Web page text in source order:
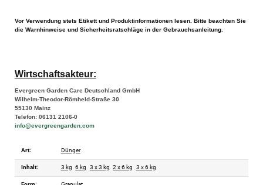
Vor Verwendung stets Etikett und Produktinformationen lesen. Bitte beachten Sie
die Warnhinweise und Sicherheitsratschläge in der Gebrauchsanleitung.
Wirtschaftsakteur:
Evergreen Garden Care Deutschland GmbH
Wilhelm-Theodor-Römheld-Straße 30
55130 Mainz
Telefon: 06131 2106-0
info@evergreengarden.com
Art: Dünger
Inhalt: 3 kg 6 kg 3 x 3 kg 2 x 6 kg 3 x 6 kg